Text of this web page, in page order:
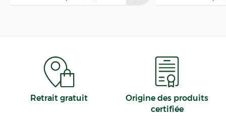
Retrait gratuit
Origine des produits
certifiée